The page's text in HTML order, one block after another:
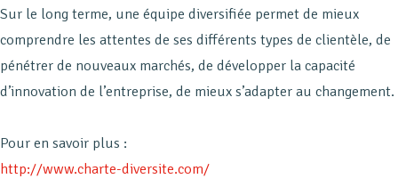
Sur le long terme, une équipe diversifiée permet de mieux
comprendre les attentes de ses différents types de clientèle, de
pénétrer de nouveaux marchés, de développer la capacité
d’innovation de l’entreprise, de mieux s’adapter au changement.
Pour en savoir plus :
http://www.charte-diversite.com/